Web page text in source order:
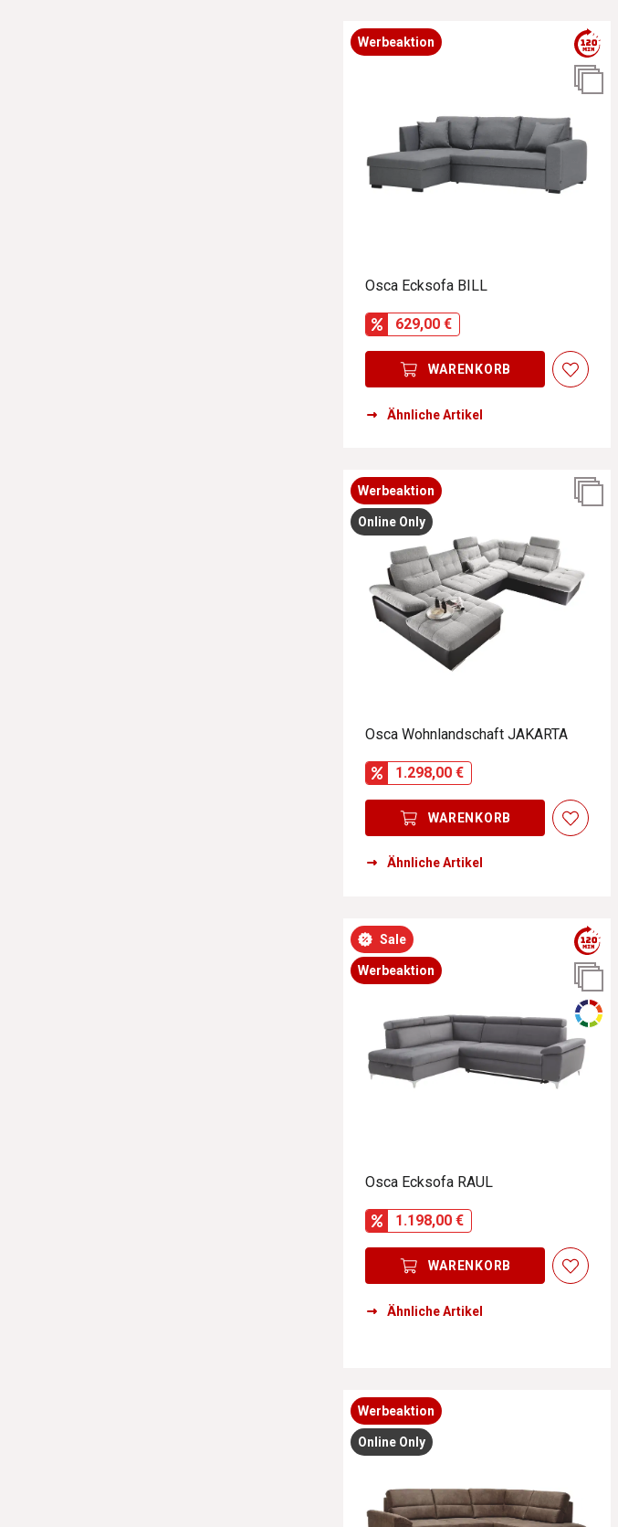
Werbeaktion
Osca Ecksofa BILL
629,00 €
WARENKORB
Ähnliche Artikel
Werbeaktion
Online Only
Osca Wohnlandschaft JAKARTA
1.298,00 €
WARENKORB
Ähnliche Artikel
Sale
Werbeaktion
Osca Ecksofa RAUL
1.198,00 €
WARENKORB
Ähnliche Artikel
Werbeaktion
Online Only